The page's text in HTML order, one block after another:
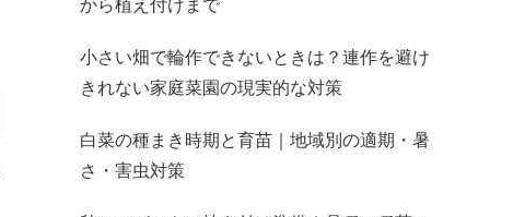
から植え付けまで
小さい畑で輪作できないときは？連作を避け
きれない家庭菜園の現実的な対策
白菜の種まき時期と育苗｜地域別の適期・暑
さ・害虫対策